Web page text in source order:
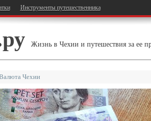
Инструменты путешественника
Жизнь в Чехии и путешествия за ее
Чехии